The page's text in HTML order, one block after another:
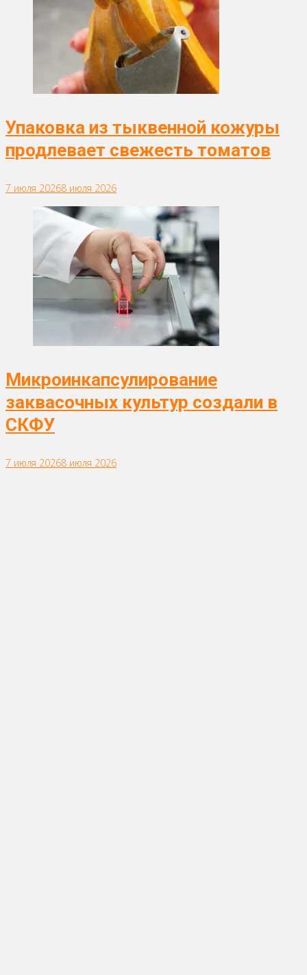
Упаковка из тыквенной кожуры
продлевает свежесть томатов
7 июля 20268 июля 2026
Микроинкапсулирование
заквасочных культур создали в
СКФУ
7 июля 20268 июля 2026